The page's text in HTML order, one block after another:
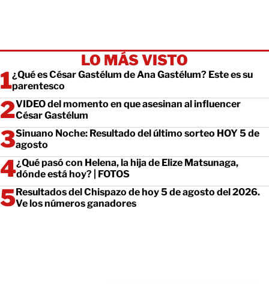
LO MÁS VISTO
¿Qué es César Gastélum de Ana Gastélum? Este es su
parentesco
VIDEO del momento en que asesinan al influencer
César Gastélum
Sinuano Noche: Resultado del último sorteo HOY 5 de
agosto
¿Qué pasó con Helena, la hija de Elize Matsunaga,
dónde está hoy? | FOTOS
Resultados del Chispazo de hoy 5 de agosto del 2026.
Ve los números ganadores